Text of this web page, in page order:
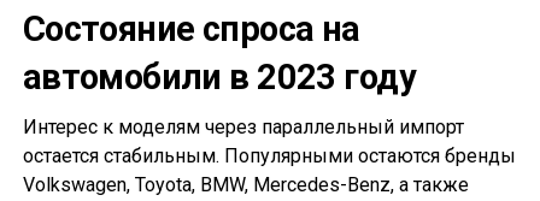
Состояние спроса на
автомобили в 2023 году
Интерес к моделям через параллельный импорт
остается стабильным. Популярными остаются бренды
Volkswagen, Toyota, BMW, Mercedes-Benz, а также